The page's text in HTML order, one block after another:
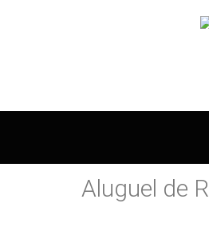
Aluguel de